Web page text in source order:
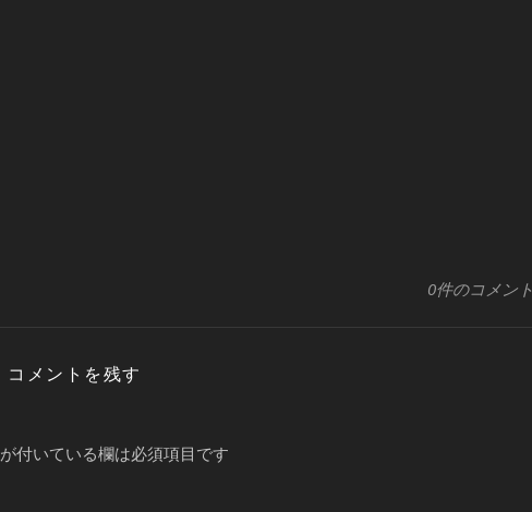
0件のコメント
コメントを残す
が付いている欄は必須項目です